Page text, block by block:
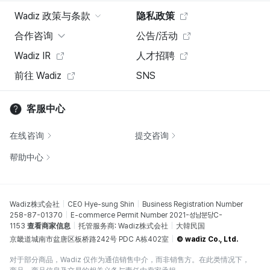
Wadiz 政策与条款
隐私政策
合作咨询
公告/活动
Wadiz IR
人才招聘
前往 Wadiz
SNS
客服中心
在线咨询 提交咨询
帮助中心
Wadiz株式会社 CEO Hye-sung Shin
Business Registration Number
258-87-01370
E-commerce Permit Number 2021-성남분당C-
1153 查看商家信息 托管服务商: Wadiz株式会社
大韓民国
京畿道城南市盆唐区板桥路242号 PDC A栋402室
© wadiz Co., Ltd.
对于部分商品，Wadiz 仅作为通信销售中介，而非销售方。在此类情况下，